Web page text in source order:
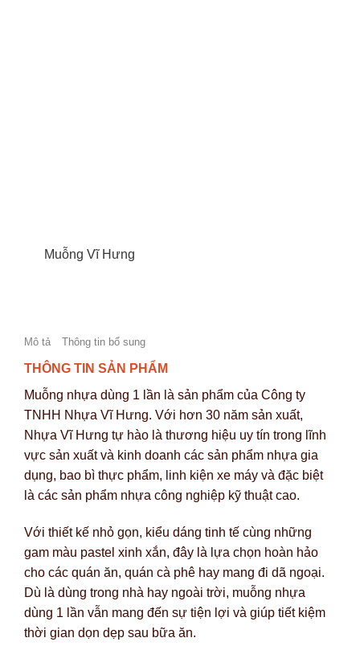
Muỗng Vĩ Hưng
Mô tả Thông tin bổ sung
THÔNG TIN SẢN PHẨM
Muỗng nhựa dùng 1 lần là sản phẩm của Công ty
TNHH Nhựa Vĩ Hưng. Với hơn 30 năm sản xuất,
Nhựa Vĩ Hưng tự hào là thương hiệu uy tín trong lĩnh
vực sản xuất và kinh doanh các sản phẩm nhựa gia
dụng, bao bì thực phẩm, linh kiện xe máy và đặc biệt
là các sản phẩm nhựa công nghiệp kỹ thuật cao.
Với thiết kế nhỏ gọn, kiểu dáng tinh tế cùng những
gam màu pastel xinh xắn, đây là lựa chọn hoàn hảo
cho các quán ăn, quán cà phê hay mang đi dã ngoại.
Dù là dùng trong nhà hay ngoài trời, muỗng nhựa
dùng 1 lần vẫn mang đến sự tiện lợi và giúp tiết kiệm
thời gian dọn dẹp sau bữa ăn.